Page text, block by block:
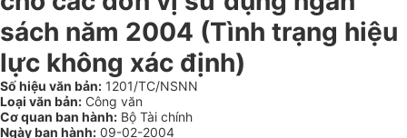
sách năm 2004 (Tình trạng hiệu
lực không xác định)
Số hiệu văn bản: 1201/TC/NSNN
Loại văn bản: Công văn
Cơ quan ban hành: Bộ Tài chính
Ngày ban hành: 09-02-2004